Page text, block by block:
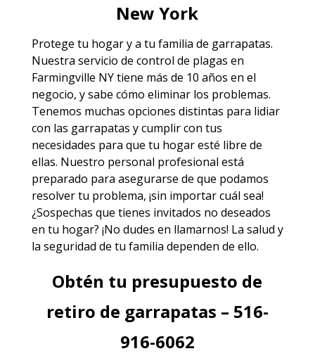
New York
Protege tu hogar y a tu familia de garrapatas.
Nuestra servicio de control de plagas en
Farmingville NYtiene más de 10 años en el
negocio, y sabe cómo eliminar los problemas.
Tenemos muchas opciones distintas para lidiar
con las garrapatas y cumplir con tus
necesidades para que tu hogar esté libre de
ellas. Nuestro personal profesional está
preparado para asegurarse de que podamos
resolver tu problema, ¡sin importar cuál sea!
¿Sospechas que tienes invitados no deseados
en tu hogar? ¡No dudes en llamarnos! La salud y
la seguridad de tu familia dependen de ello.
Obtén tu presupuesto de
retiro de garrapatas – 516-
916-6062